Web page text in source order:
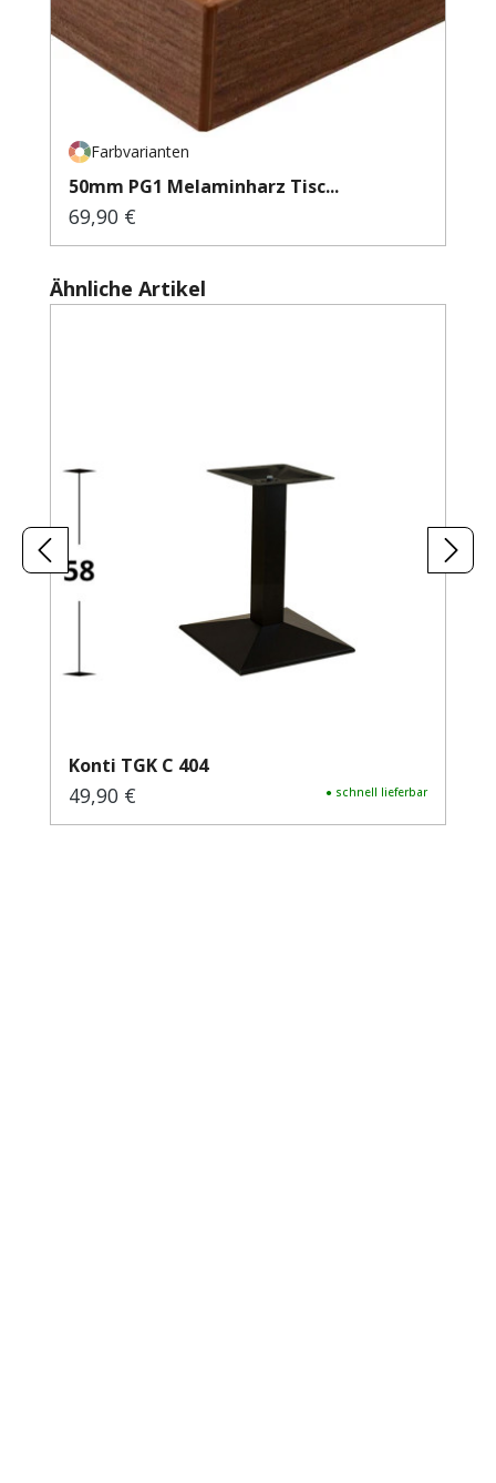
Farbvarianten
50mm PG1 Melaminharz Tisc...
Regulärer Preis:
69,90 €
Produktgalerie überspringen
Ähnliche Artikel
Konti TGK C 404
Regulärer Preis:
49,90 € ● schnell lieferbar